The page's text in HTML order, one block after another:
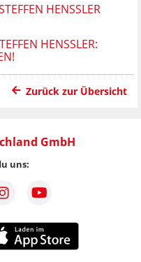
HENSSLER
HENSSLER:
Zurück zur Übersicht
GmbH
uns: